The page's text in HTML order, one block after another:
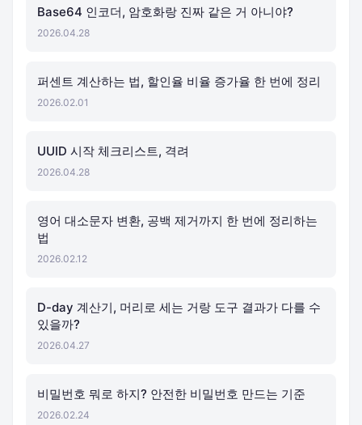
Base64 인코더, 암호화랑 진짜 같은 거 아니야?
2026.04.28
퍼센트 계산하는 법, 할인율 비율 증가율 한 번에 정리
2026.02.01
UUID 시작 체크리스트, 격려
2026.04.28
영어 대소문자 변환, 공백 제거까지 한 번에 정리하는
법
2026.02.12
D-day 계산기, 머리로 세는 거랑 도구 결과가 다를 수
있을까?
2026.04.27
비밀번호 뭐로 하지? 안전한 비밀번호 만드는 기준
2026.02.24